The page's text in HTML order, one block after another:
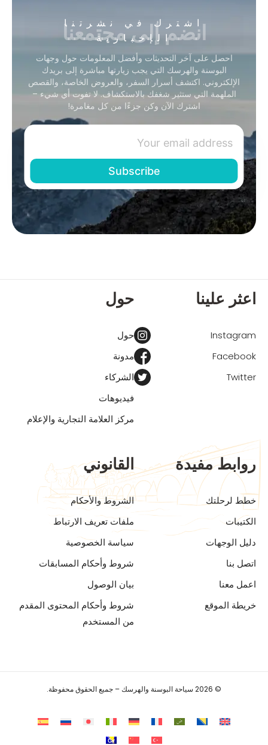
اشترك في نشرتنا
الإخبارية
انضم إلى مجتمعنا
احصل على آخر التحديثات وأفضل المعلومات حول وجهات
البوسنة والهرسك التي يجب زيارتها مباشرة إلى بريدك
الإلكتروني. اكتشف أسرار السفر، والعروض الخاصة، والقصص
الملهمة التي ستثير شغفك بالاستكشاف. لا تفوت أي شيء –
اشترك الآن وكن جزءًا من كل مغامرة!
اعثر علينا
Instagram
Facebook
Twitter
حول
حول
مدونة
الشركاء
فيديوهات
مركز العلامة التجارية والإعلام
روابط مفيدة
خطط لرحلتك
الكتيبات
دليل الوجهات
اتصل بنا
اعمل معنا
خريطة الموقع
القانوني
الشروط والأحكام
ملفات تعريف الارتباط
سياسة الخصوصية
شروط وأحكام المسابقات
بيان الوصول
شروط وأحكام المحتوى المقدم
من المستخدم
© 2026 سياحة البوسنة والهرسك – جميع الحقوق محفوظة.